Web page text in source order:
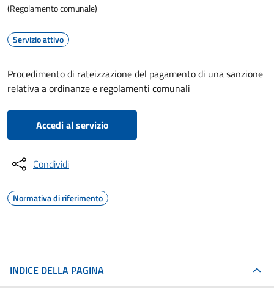
(Regolamento comunale)
Servizio attivo
Procedimento di rateizzazione del pagamento di una sanzione
relativa a ordinanze e regolamenti comunali
Accedi al servizio
Condividi
Normativa di riferimento
INDICE DELLA PAGINA